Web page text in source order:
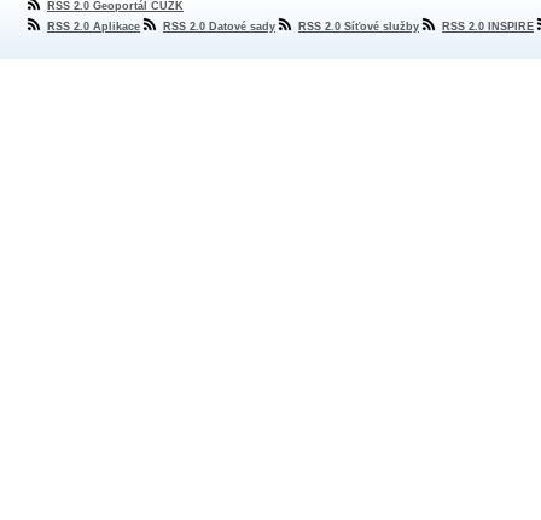
RSS 2.0 Geoportál ČÚZK
RSS 2.0 Aplikace
RSS 2.0 Datové sady RSS 2.0 Síťové služby RSS 2.0 INSPIRE